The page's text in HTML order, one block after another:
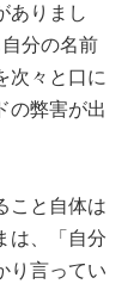
ありまし
分の名前
次々と口に
の弊害が出
こと自体は
は、「自分
り言ってい